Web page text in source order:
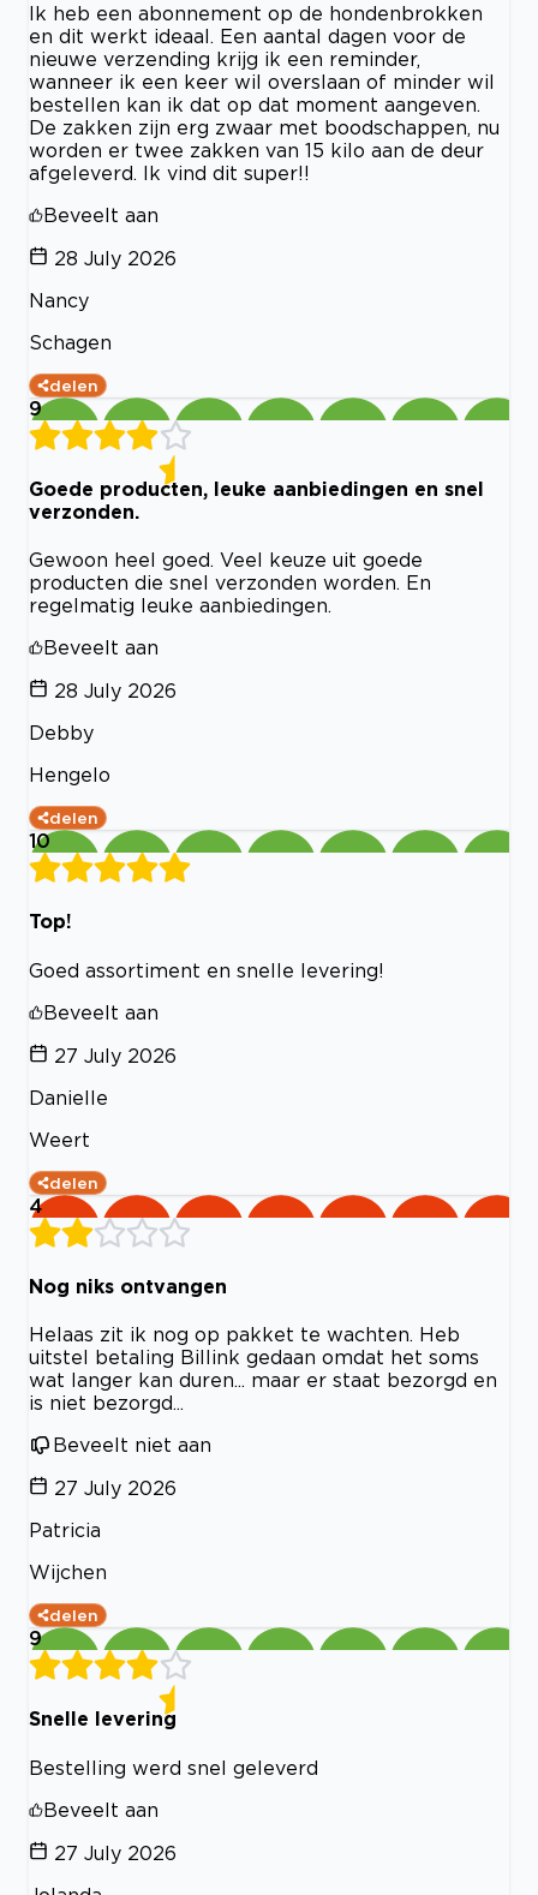
Ik heb een abonnement op de hondenbrokken
en dit werkt ideaal. Een aantal dagen voor de
nieuwe verzending krijg ik een reminder,
wanneer ik een keer wil overslaan of minder wil
bestellen kan ik dat op dat moment aangeven.
De zakken zijn erg zwaar met boodschappen, nu
worden er twee zakken van 15 kilo aan de deur
afgeleverd. Ik vind dit super!!
Beveelt aan
28 July 2026
Nancy
Schagen
delen
9
Goede producten, leuke aanbiedingen en snel
verzonden.
Gewoon heel goed. Veel keuze uit goede
producten die snel verzonden worden. En
regelmatig leuke aanbiedingen.
Beveelt aan
28 July 2026
Debby
Hengelo
delen
10
Top!
Goed assortiment en snelle levering!
Beveelt aan
27 July 2026
Danielle
Weert
delen
4
Nog niks ontvangen
Helaas zit ik nog op pakket te wachten. Heb
uitstel betaling Billink gedaan omdat het soms
wat langer kan duren... maar er staat bezorgd en
is niet bezorgd...
Beveelt niet aan
27 July 2026
Patricia
Wijchen
delen
9
Snelle levering
Bestelling werd snel geleverd
Beveelt aan
27 July 2026